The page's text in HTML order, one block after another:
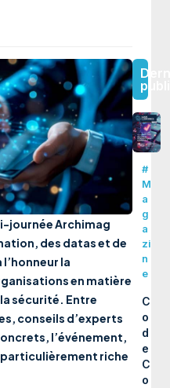
journée Archimag
des datas et de
l’honneur la
en matière
sécurité. Entre
conseils d’experts
l’événement,
particulièrement riche
#
M
a
g
a
zi
n
e
C
o
d
e
C
o